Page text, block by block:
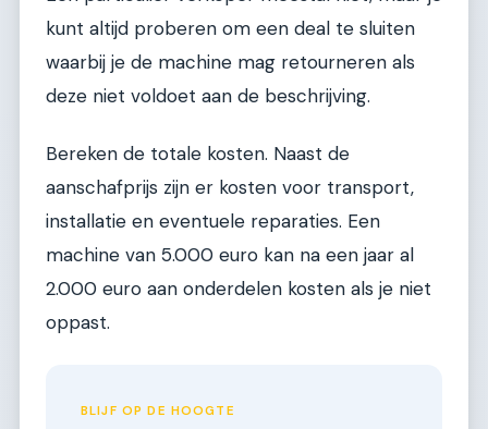
kunt altijd proberen om een deal te sluiten
waarbij je de machine mag retourneren als
deze niet voldoet aan de beschrijving.
Bereken de totale kosten. Naast de
aanschafprijs zijn er kosten voor transport,
installatie en eventuele reparaties. Een
machine van 5.000 euro kan na een jaar al
2.000 euro aan onderdelen kosten als je niet
oppast.
BLIJF OP DE HOOGTE